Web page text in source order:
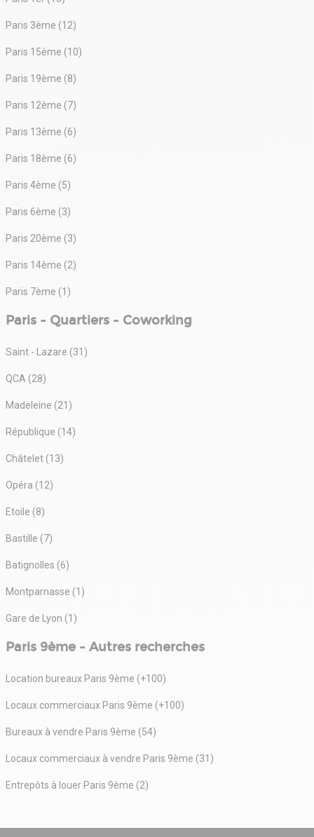
Paris 3ème (12)
Paris 15ème (10)
Paris 19ème (8)
Paris 12ème (7)
Paris 13ème (6)
Paris 18ème (6)
Paris 4ème (5)
Paris 6ème (3)
Paris 20ème (3)
Paris 14ème (2)
Paris 7ème (1)
Paris - Quartiers - Coworking
Saint - Lazare (31)
QCA (28)
Madeleine (21)
République (14)
Châtelet (13)
Opéra (12)
Etoile (8)
Bastille (7)
Batignolles (6)
Montparnasse (1)
Gare de Lyon (1)
Paris 9ème - Autres recherches
Location bureaux Paris 9ème (+100)
Locaux commerciaux Paris 9ème (+100)
Bureaux à vendre Paris 9ème (54)
Locaux commerciaux à vendre Paris 9ème (31)
Entrepôts à louer Paris 9ème (2)